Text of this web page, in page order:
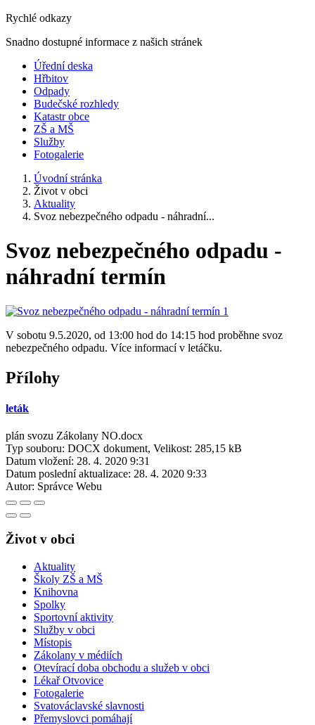
Rychlé odkazy
Snadno dostupné informace z našich stránek
Úřední deska
Hřbitov
Odpady
Budečské rozhledy
Katastr obce
ZŠ a MŠ
Služby
Fotogalerie
Úvodní stránka
Život v obci
Aktuality
Svoz nebezpečného odpadu - náhradní...
Svoz nebezpečného odpadu -
náhradní termín
V sobotu 9.5.2020, od 13:00 hod do 14:15 hod proběhne svoz
nebezpečného odpadu. Více informací v letáčku.
Přílohy
leták
plán svozu Zákolany NO.docx
Typ souboru: DOCX dokument, Velikost: 285,15 kB
Datum vložení: 28. 4. 2020 9:31
Datum poslední aktualizace: 28. 4. 2020 9:33
Autor: Správce Webu
Život v obci
Aktuality
Školy ZŠ a MŠ
Knihovna
Spolky
Sportovní aktivity
Služby v obci
Místopis
Zákolany v médiích
Otevírací doba obchodu a služeb v obci
Lékař Otvovice
Fotogalerie
Svatováclavské slavnosti
Přemyslovci pomáhají